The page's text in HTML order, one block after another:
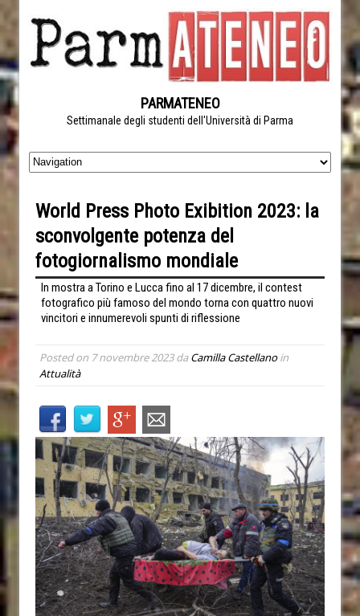
PARMATENEO
Settimanale degli studenti dell'Università di Parma
World Press Photo Exibition 2023: la
sconvolgente potenza del
fotogiornalismo mondiale
In mostra a Torino e Lucca fino al 17 dicembre, il contest
fotografico più famoso del mondo torna con quattro nuovi
vincitori e innumerevoli spunti di riflessione
Posted on 7 novembre 2023daCamilla Castellanoin
Attualità